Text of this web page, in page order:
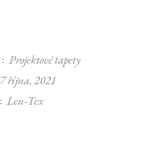
Projektové tapety
října, 2021
Len-Tex